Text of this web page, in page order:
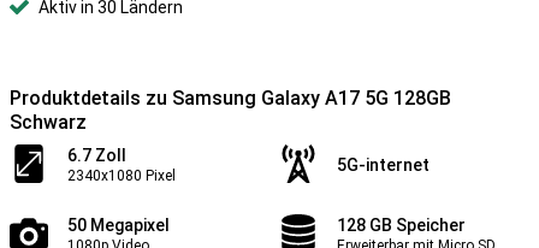
Aktiv in 30 Ländern
Produktdetails zu Samsung Galaxy A17 5G 128GB
Schwarz
6.7 Zoll
2340x1080 Pixel
5G-internet
50 Megapixel 128 GB Speicher